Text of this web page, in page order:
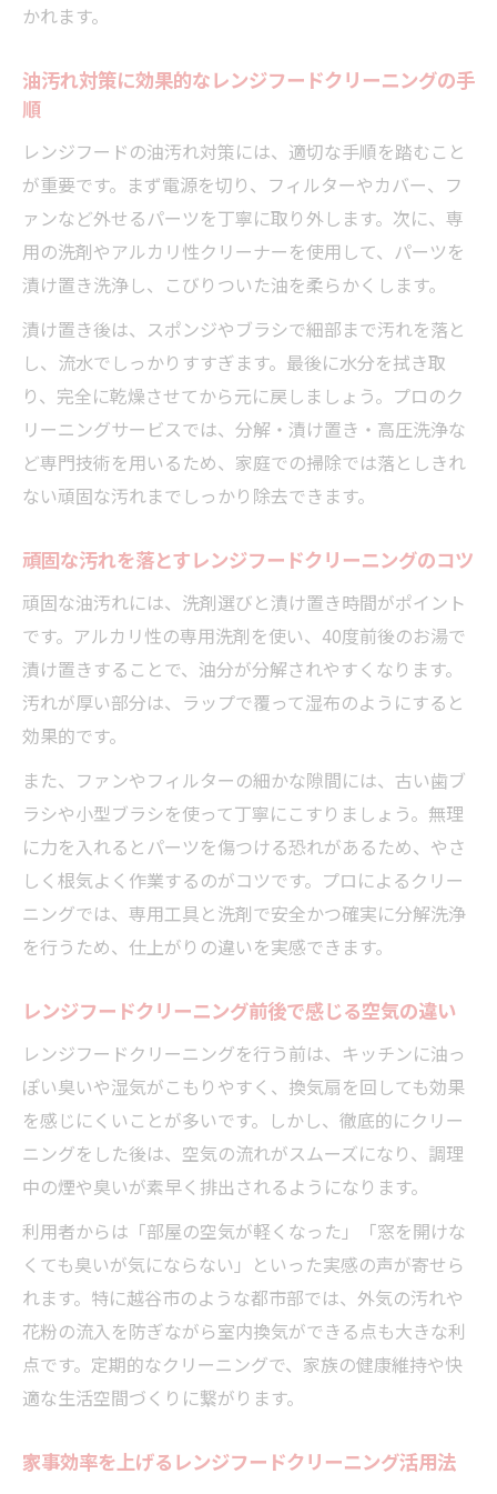
専門技術が光るレンジフードクリーニング
プロによるレンジフードクリーニングの流
れと特徴
レンジフードクリーニングで得られる快適
な毎日
信頼性
徹底分解洗浄で得られる意外なメリットとは
レンジフードクリーニングの分解洗浄がも
たらす効果
内部ファンまで徹底的に洗浄するレンジフ
レンジフードクリーニングで寿命を延ばす
分解洗浄で空気環境が変わるレンジフード
クリーニングの力
レンジフードクリーニング後の快適さと安
心感
環境にやさしいレンジフードクリーニングの選
び方
人と環境に配慮したレンジフードクリーニ
ングの方法
エコなレンジフードクリーニングで安心キ
ッチン実現
グ技術
安全性も重視したレンジフードクリーニン
グ選定ポイント
レンジフードクリーニングと自然派洗剤の
活用術
レンジフード清掃後に実感する生活の質向上ポ
イント
レンジフードクリーニングでキッチン快適
度が向上
清掃後のレンジフードで家事効率が高まる
理由
家族みんなが喜ぶレンジフードクリーニン
レンジフードクリーニング後の空気の変化
かれます。
油汚れ対策に効果的なレンジフードクリーニングの手
順
レンジフードの油汚れ対策には、適切な手順を踏むこと
が重要です。まず電源を切り、フィルターやカバー、フ
ァンなど外せるパーツを丁寧に取り外します。次に、専
用の洗剤やアルカリ性クリーナーを使用して、パーツを
漬け置き洗浄し、こびりついた油を柔らかくします。
漬け置き後は、スポンジやブラシで細部まで汚れを落と
し、流水でしっかりすすぎます。最後に水分を拭き取
り、完全に乾燥させてから元に戻しましょう。プロのク
リーニングサービスでは、分解・漬け置き・高圧洗浄な
ど専門技術を用いるため、家庭での掃除では落としきれ
ない頑固な汚れまでしっかり除去できます。
頑固な汚れを落とすレンジフードクリーニングのコツ
頑固な油汚れには、洗剤選びと漬け置き時間がポイント
です。アルカリ性の専用洗剤を使い、40度前後のお湯で
漬け置きすることで、油分が分解されやすくなります。
汚れが厚い部分は、ラップで覆って湿布のようにすると
効果的です。
また、ファンやフィルターの細かな隙間には、古い歯ブ
ラシや小型ブラシを使って丁寧にこすりましょう。無理
に力を入れるとパーツを傷つける恐れがあるため、やさ
しく根気よく作業するのがコツです。プロによるクリー
ニングでは、専用工具と洗剤で安全かつ確実に分解洗浄
を行うため、仕上がりの違いを実感できます。
レンジフードクリーニング前後で感じる空気の違い
レンジフードクリーニングを行う前は、キッチンに油っ
ぽい臭いや湿気がこもりやすく、換気扇を回しても効果
を感じにくいことが多いです。しかし、徹底的にクリー
ニングをした後は、空気の流れがスムーズになり、調理
中の煙や臭いが素早く排出されるようになります。
利用者からは「部屋の空気が軽くなった」「窓を開けな
くても臭いが気にならない」といった実感の声が寄せら
れます。特に越谷市のような都市部では、外気の汚れや
花粉の流入を防ぎながら室内換気ができる点も大きな利
点です。定期的なクリーニングで、家族の健康維持や快
適な生活空間づくりに繋がります。
家事効率を上げるレンジフードクリーニング活用法